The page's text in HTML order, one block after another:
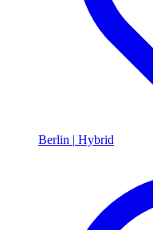
Berlin | Hybrid